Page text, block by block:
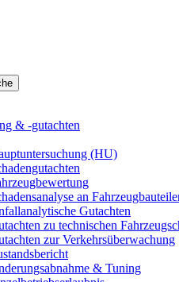
& -gutachten
(HU)
an
Gutachten
zu technischen
zur Verkehrsüberwachung
& Tuning